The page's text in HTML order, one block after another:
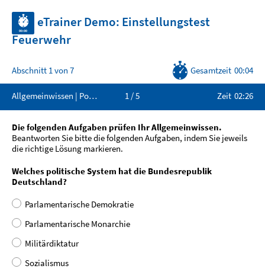
eTrainer Demo: Einstellungstest
Feuerwehr
Abschnitt 1 von 7 Gesamtzeit 00:04
Allgemeinwissen | Politik und Gesellschaft 1 / 5 Zeit 02:26
Die folgenden Aufgaben prüfen Ihr Allgemeinwissen.
Beantworten Sie bitte die folgenden Aufgaben, indem Sie jeweils
die richtige Lösung markieren.
Welches politische System hat die Bundesrepublik
Deutschland?
Parlamentarische Demokratie
Parlamentarische Monarchie
Militärdiktatur
Sozialismus